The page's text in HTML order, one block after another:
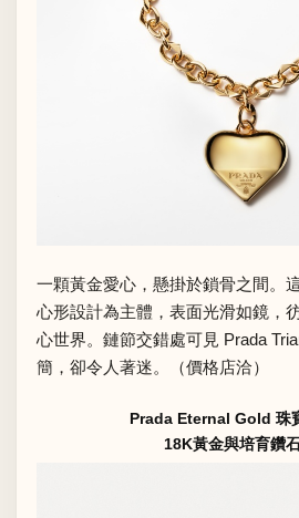
一顆黃金愛心，懸掛於鎖骨之間。
心形設計為主體，表面光滑如鏡，
心世界。鏈節交錯處可見 Prada
簡，卻令人著迷。（價格店洽）
Prada Eternal Gold 珠
18K黃金與培育鑽